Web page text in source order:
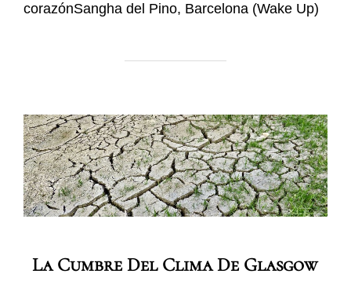
corazónSangha del Pino, Barcelona (Wake Up)
La Cumbre Del Clima De Glasgow